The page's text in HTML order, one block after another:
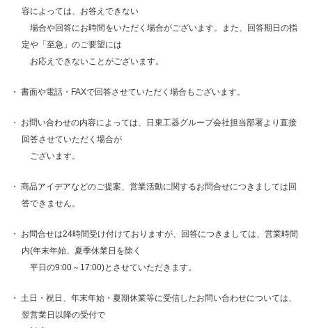
容によっては、お答えできない
場合や回答にお時間をいただく場合がございます。また、回答期日の指
定や「至急」のご要望には
お応えできないことがございます。
書面や電話・FAXで回答させていただく場合もございます。
お問い合わせの内容によっては、日東工器グループ会社担当部署より直接
回答させていただく場合が
ございます。
商品アイデアなどのご提案、営業活動に関するお問合せにつきましては回
答できません。
お問合せは24時間受け付けておりますが、回答につきましては、営業時間
内(年末年始、夏季休業日を除く
平日の9:00～17:00)とさせていただきます。
土日・祝日、年末年始・夏期休業等に受信したお問い合わせについては、
翌営業日以降の受付で